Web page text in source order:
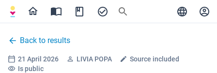
Back to results
21 April 2026 LIVIA POPA
Source included
Is public